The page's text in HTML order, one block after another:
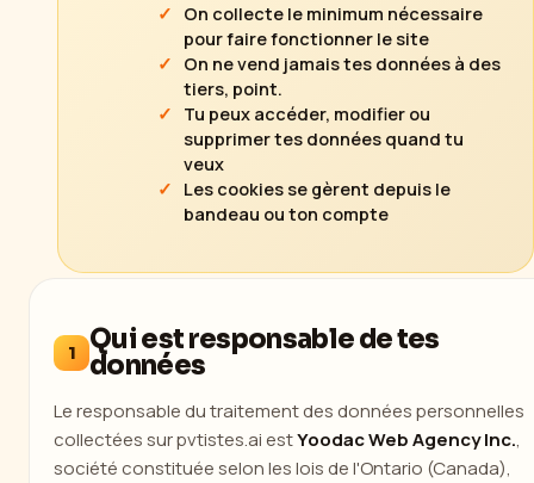
On collecte le minimum nécessaire
pour faire fonctionner le site
On ne vend jamais tes données à des
tiers, point.
Tu peux accéder, modifier ou
supprimer tes données quand tu
veux
Les cookies se gèrent depuis le
bandeau ou ton compte
1
Qui est responsable de tes
données
Le responsable du traitement des données personnelles
collectées sur pvtistes.ai estYoodac Web Agency Inc.,
société constituée selon les lois de l'Ontario (Canada),